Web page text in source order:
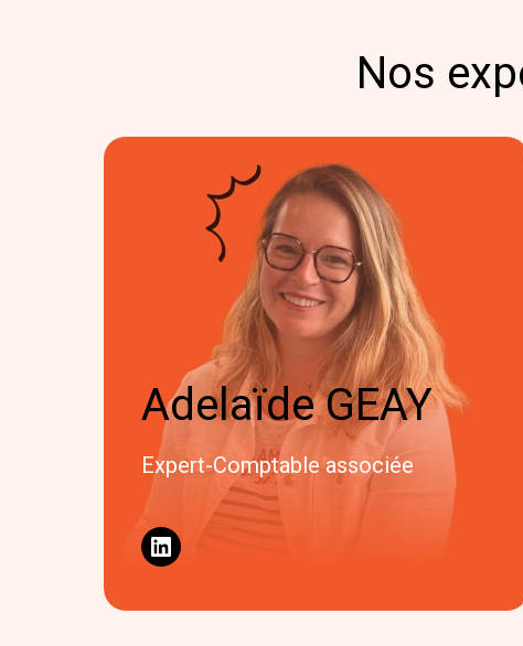
Nos
Adelaïde GEAY
Expert-Comptable associée
LinkedIn